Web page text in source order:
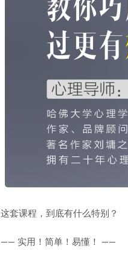
这套课程，到底有什么特别？
—— 实用！简单！易懂！ ——